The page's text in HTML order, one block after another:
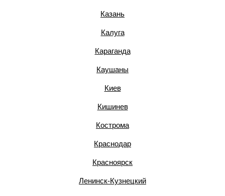
Казань
Калуга
Караганда
Каушаны
Киев
Кишинев
Кострома
Краснодар
Красноярск
Ленинск-Кузнецкий